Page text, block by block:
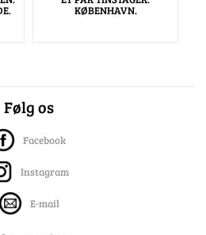
KØBENHAVN.
Følg os
Facebook
Instagram
E-mail